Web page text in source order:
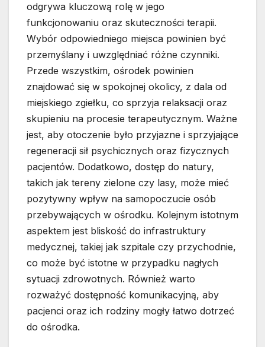
odgrywa kluczową rolę w jego
funkcjonowaniu oraz skuteczności terapii.
Wybór odpowiedniego miejsca powinien być
przemyślany i uwzględniać różne czynniki.
Przede wszystkim, ośrodek powinien
znajdować się w spokojnej okolicy, z dala od
miejskiego zgiełku, co sprzyja relaksacji oraz
skupieniu na procesie terapeutycznym. Ważne
jest, aby otoczenie było przyjazne i sprzyjające
regeneracji sił psychicznych oraz fizycznych
pacjentów. Dodatkowo, dostęp do natury,
takich jak tereny zielone czy lasy, może mieć
pozytywny wpływ na samopoczucie osób
przebywających w ośrodku. Kolejnym istotnym
aspektem jest bliskość do infrastruktury
medycznej, takiej jak szpitale czy przychodnie,
co może być istotne w przypadku nagłych
sytuacji zdrowotnych. Również warto
rozważyć dostępność komunikacyjną, aby
pacjenci oraz ich rodziny mogły łatwo dotrzeć
do ośrodka.